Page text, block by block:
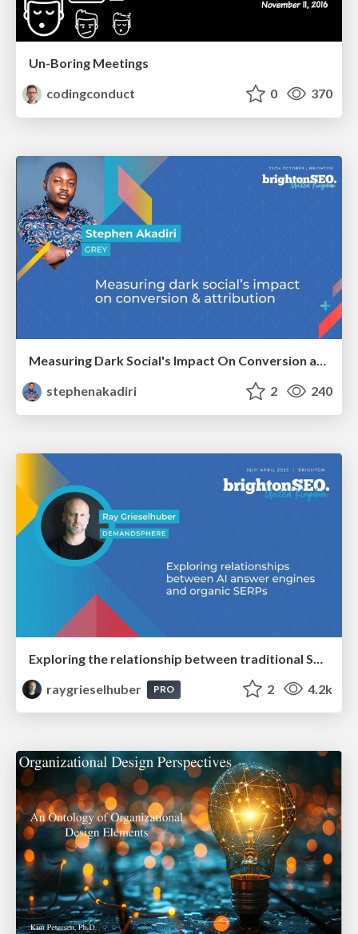
Un-Boring Meetings
codingconduct
0 370
Measuring Dark Social's Impact On Conversion and Attribution
stephenakadiri
2 240
raygrieselhuber
PRO 2 4.2k